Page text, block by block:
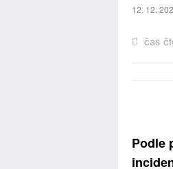
12. 12.
čas
Podle